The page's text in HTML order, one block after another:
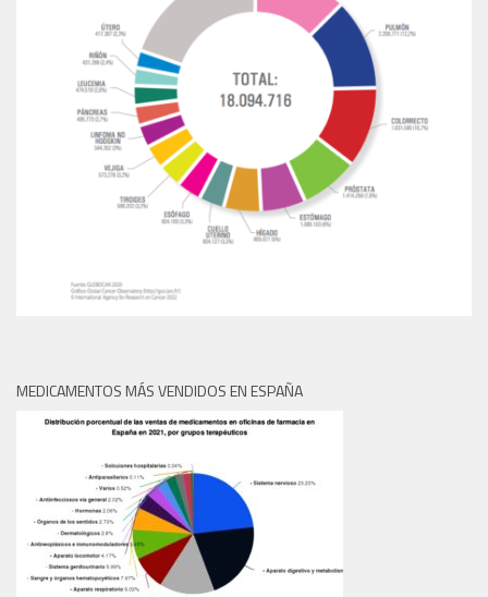
MEDICAMENTOS MÁS VENDIDOS EN ESPAÑA